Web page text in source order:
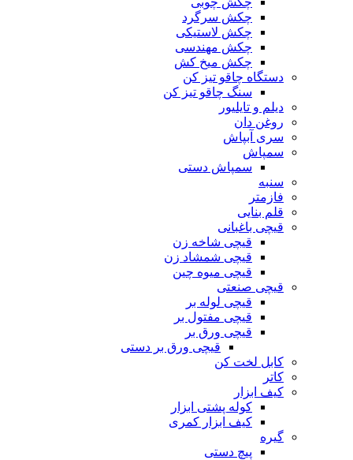
چکش سرگرد
چکش لاستیکی
چکش مهندسی
چکش میخ کش
دستگاه چاقو تیز کن
سنگ چاقو تیز کن
دیلم و تایلیور
روغن دان
سری آبپاش
سمپاش
سمپاش دستی
سنبه
فازمتر
قلم بنایی
قیچی باغبانی
قیچی شاخه زن
قیچی شمشاد زن
قیچی میوه چین
قیچی صنعتی
قیچی لوله بر
قیچی مفتول بر
قیچی ورق بر
قیچی ورق بر دستی
کابل لخت کن
کاتر
کیف ابزار
کوله پشتی ابزار
کیف ابزار کمری
گیره
پیچ دستی